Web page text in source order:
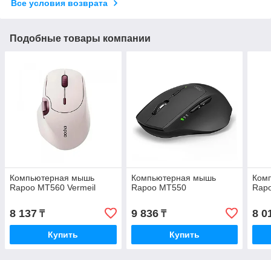
Все условия возврата
Подобные товары компании
Компьютерная мышь
Rapoo MT560 Vermeil
8 137 ₸
Купить
Компьютерная мышь
Rapoo MT550
9 836₸
Купить
8